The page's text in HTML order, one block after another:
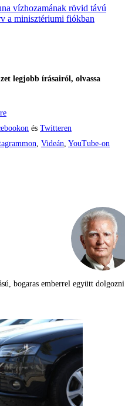
vízhozamának rövid távú
a minisztériumi fiókban
legjobb írásairól, olvassa
és Twitteren
, Videán, YouTube-on
bogaras emberrel együtt